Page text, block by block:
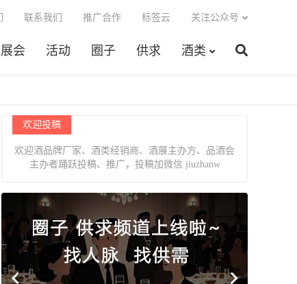
展会 活动 圈子 供求 酒类
联系我们 推广合作 标签云 关注公众号
欢迎投稿
欢迎酒品牌厂家、酒类经销商、酒展主办方、品酒会
主办者踊跃投稿、推广，投稿加微信 jiuzhanw